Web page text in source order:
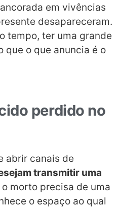
em vivências
desapareceram.
tempo, ter uma grande
que o que anuncia é o
perdido no
abrir canais de
transmitir uma
morto precisa de uma
o espaço ao qual